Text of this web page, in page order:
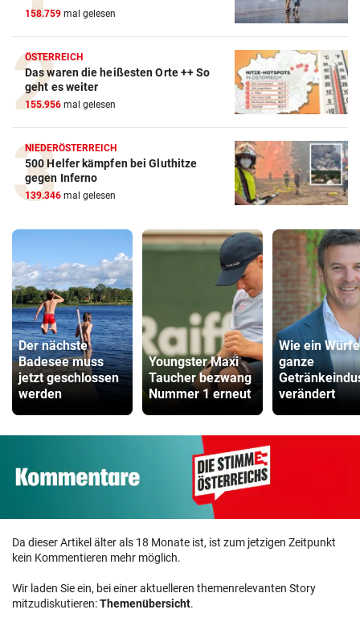
158.759 mal gelesen
ÖSTERREICH
Das waren die heißesten Orte ++ So
geht es weiter
155.956 mal gelesen
NIEDERÖSTERREICH
500 Helfer kämpfen bei Gluthitze
gegen Inferno
139.346 mal gelesen
Der nächste
Badesee muss
jetzt geschlossen
werden
Youngster Maxi
Taucher bezwang
Nummer 1 erneut
Wie ein
ganze
verändert
Da dieser Artikel älter als 18 Monate ist, ist zum jetzigen Zeitpunkt
kein Kommentieren mehr möglich.
Wir laden Sie ein, bei einer aktuelleren themenrelevanten Story
mitzudiskutieren:Themenübersicht.